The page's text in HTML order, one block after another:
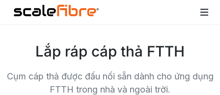
Lắp ráp cáp thả FTTH
Cụm cáp thả được đấu nối sẵn dành cho ứng dụng
FTTH trong nhà và ngoài trời.